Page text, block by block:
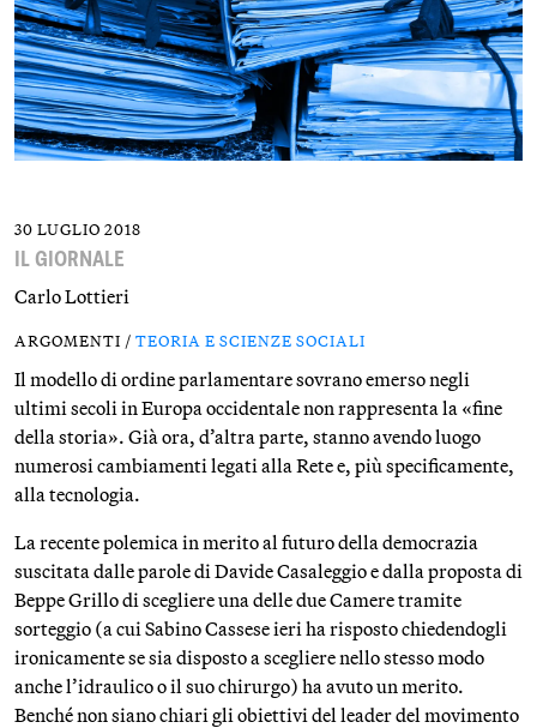
30 LUGLIO 2018
IL GIORNALE
Carlo Lottieri
ARGOMENTI / TEORIA E SCIENZE SOCIALI
Il modello di ordine parlamentare sovrano emerso negli
ultimi secoli in Europa occidentale non rappresenta la «fine
della storia». Già ora, d’altra parte, stanno avendo luogo
numerosi cambiamenti legati alla Rete e, più specificamente,
alla tecnologia.
La recente polemica in merito al futuro della democrazia
suscitata dalle parole di Davide Casaleggio e dalla proposta di
Beppe Grillo di scegliere una delle due Camere tramite
sorteggio (a cui Sabino Cassese ieri ha risposto chiedendogli
ironicamente se sia disposto a scegliere nello stesso modo
anche l’idraulico o il suo chirurgo) ha avuto un merito.
Benché non siano chiari gli obiettivi del leader del movimento